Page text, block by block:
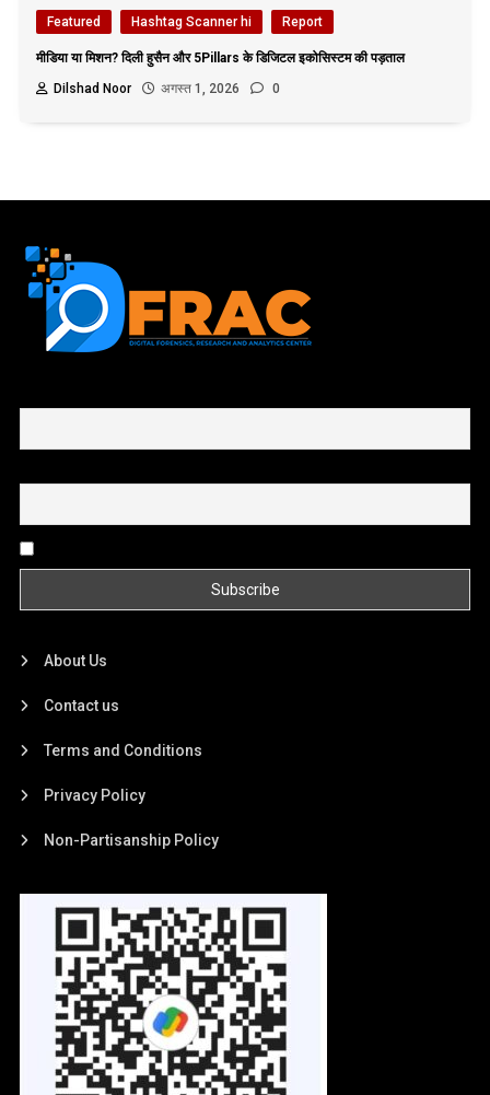
Featured Hashtag Scanner hi Report
मीडिया या मिशन? दिली हुसैन और 5Pillars के डिजिटल इकोसिस्टम की पड़ताल
Dilshad Noor
अगस्त 1, 2026 0
About Us
Contact us
Terms and Conditions
Privacy Policy
Non-Partisanship Policy